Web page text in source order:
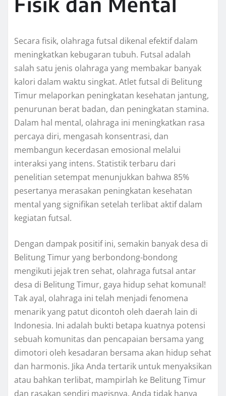
Secara fisik, olahraga futsal dikenal efektif dalam
meningkatkan kebugaran tubuh. Futsal adalah
salah satu jenis olahraga yang membakar banyak
kalori dalam waktu singkat. Atlet futsal di Belitung
Timur melaporkan peningkatan kesehatan jantung,
penurunan berat badan, dan peningkatan stamina.
Dalam hal mental, olahraga ini meningkatkan rasa
percaya diri, mengasah konsentrasi, dan
membangun kecerdasan emosional melalui
interaksi yang intens. Statistik terbaru dari
penelitian setempat menunjukkan bahwa 85%
pesertanya merasakan peningkatan kesehatan
mental yang signifikan setelah terlibat aktif dalam
kegiatan futsal.
Dengan dampak positif ini, semakin banyak desa di
Belitung Timur yang berbondong-bondong
mengikuti jejak tren sehat, olahraga futsal antar
desa di Belitung Timur, gaya hidup sehat komunal!
Tak ayal, olahraga ini telah menjadi fenomena
menarik yang patut dicontoh oleh daerah lain di
Indonesia. Ini adalah bukti betapa kuatnya potensi
sebuah komunitas dan pencapaian bersama yang
dimotori oleh kesadaran bersama akan hidup sehat
dan harmonis. Jika Anda tertarik untuk menyaksikan
atau bahkan terlibat, mampirlah ke Belitung Timur
dan rasakan sendiri magisnya. Anda tidak hanya